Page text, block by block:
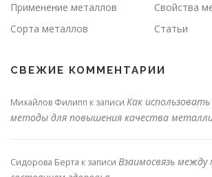
Применение металлов
Свойства
Сорта металлов
Статьи
СВЕЖИЕ КОММЕНТАРИИ
Михайлов Филипп к записи Как
методы для повышения качества
Сидорова Берта к записи Взаимосвязь